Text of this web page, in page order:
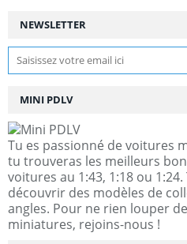
NEWSLETTER
MINI PDLV
Tu es passionné de voitures
tu trouveras les meilleurs
voitures au 1:43, 1:18 ou
découvrir des modèles de
angles. Pour ne rien louper
miniatures, rejoins-nous !